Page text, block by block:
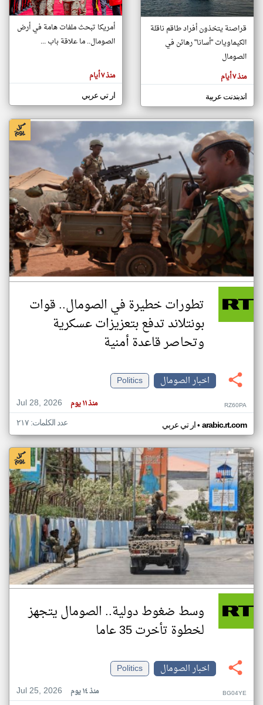
تغيير الدولة
اخبار الصومال على مدار الساعة
أهم اخبار الصومال العاجلة والمباشرة
المقالات
هنا عن
وجهة
كاتبيها.
قراصنة يتخذون أفراد طاقم ناقلة
الكيماويات "أسانا" رهائن في
الصومال
منذ ٧ أيام
اندبندنت عربية
أمريكا تبحث ملفات هامة في أرض
الصومال.. ما علاقة باب ...
منذ ٧ أيام
ار تي عربي
تطورات خطيرة في الصومال.. قوات
بونتلاند تدفع بتعزيزات عسكرية
وتحاصر قاعدة أمنية
اخبار الصومال
Politics
Jul 28, 2026
منذ ١١ يوم RZ60PA
ار تي عربي• arabic.rt.com عدد الكلمات: ٢١٧
وسط ضغوط دولية.. الصومال يتجهز
لخطوة تأخرت 35 عاما
اخبار الصومال
Politics
Jul 25, 2026
منذ ١٤ يوم BG04YE
klyoum.com